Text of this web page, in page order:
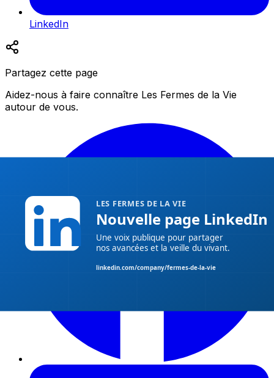
LinkedIn
Partagez cette page
Aidez-nous à faire connaître Les Fermes de la Vie
autour de vous.